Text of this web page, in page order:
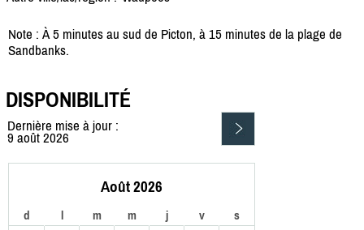
Note : À 5 minutes au sud de Picton, à 15 minutes de la plage de
Sandbanks.
DISPONIBILITÉ
Dernière mise à jour :
9 août 2026
Août 2026
d l m m j v s